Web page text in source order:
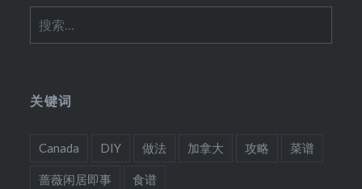
索：
关键词
Canada DIY 做法 加拿大 攻略 菜谱
蔷薇闲居即事 食谱